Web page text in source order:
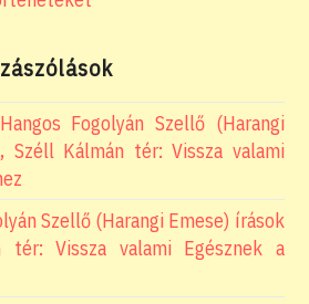
Hangos Fogolyán Szellő (Harangi
Széll Kálmán tér: Vissza valami
Szellő (Harangi Emese) írások
tér: Vissza valami Egésznek a